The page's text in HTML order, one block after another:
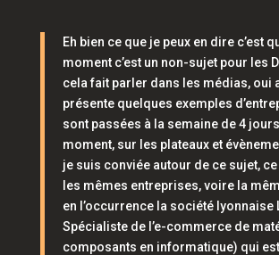
Eh bien ce que je peux en dire c’est
moment c’est un non-sujet pour les
cela fait parler dans les médias, oui
présente quelques exemples
sont passées à la semaine de 4
moment, sur les plateaux et
je suis conviée autour de ce sujet,
les mêmes entreprises, voire la
en l’occurrence la société lyonnaise
Spécialiste de l’e-commerce de
composants en informatique) qui